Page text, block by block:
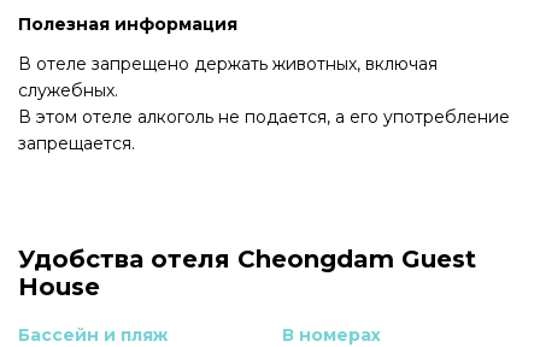
Полезная информация
В отеле запрещено держать животных, включая
служебных.
В этом отеле алкоголь не подается, а его употребление
запрещается.
Удобства отеля Cheongdam Guest
House
Бассейн и пляж
В номерах